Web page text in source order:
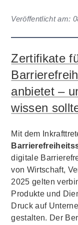
Veröffentlicht am:
Zertifikate
anbietet –
wissen
Mit dem
digitale
von Wirtschaft,
2025 gelten
Produkte und
Druck auf
gestalten. Der